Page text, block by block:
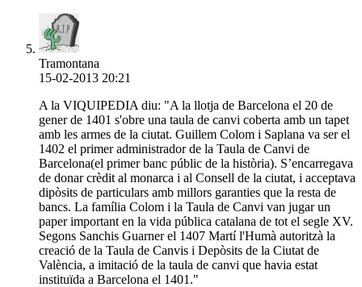
Tramontana
15-02-2013 20:21
A la VIQUIPEDIA diu: "A la llotja de Barcelona el 20 de
gener de 1401 s'obre una taula de canvi coberta amb un tapet
amb les armes de la ciutat. Guillem Colom i Saplana va ser el
1402 el primer administrador de la Taula de Canvi de
Barcelona(el primer banc públic de la història). S’encarregava
de donar crèdit al monarca i al Consell de la ciutat, i acceptava
dipòsits de particulars amb millors garanties que la resta de
bancs. La família Colom i la Taula de Canvi van jugar un
paper important en la vida pública catalana de tot el segle XV.
Segons Sanchis Guarner el 1407 Martí l'Humà autoritzà la
creació de la Taula de Canvis i Depòsits de la Ciutat de
València, a imitació de la taula de canvi que havia estat
instituïda a Barcelona el 1401."